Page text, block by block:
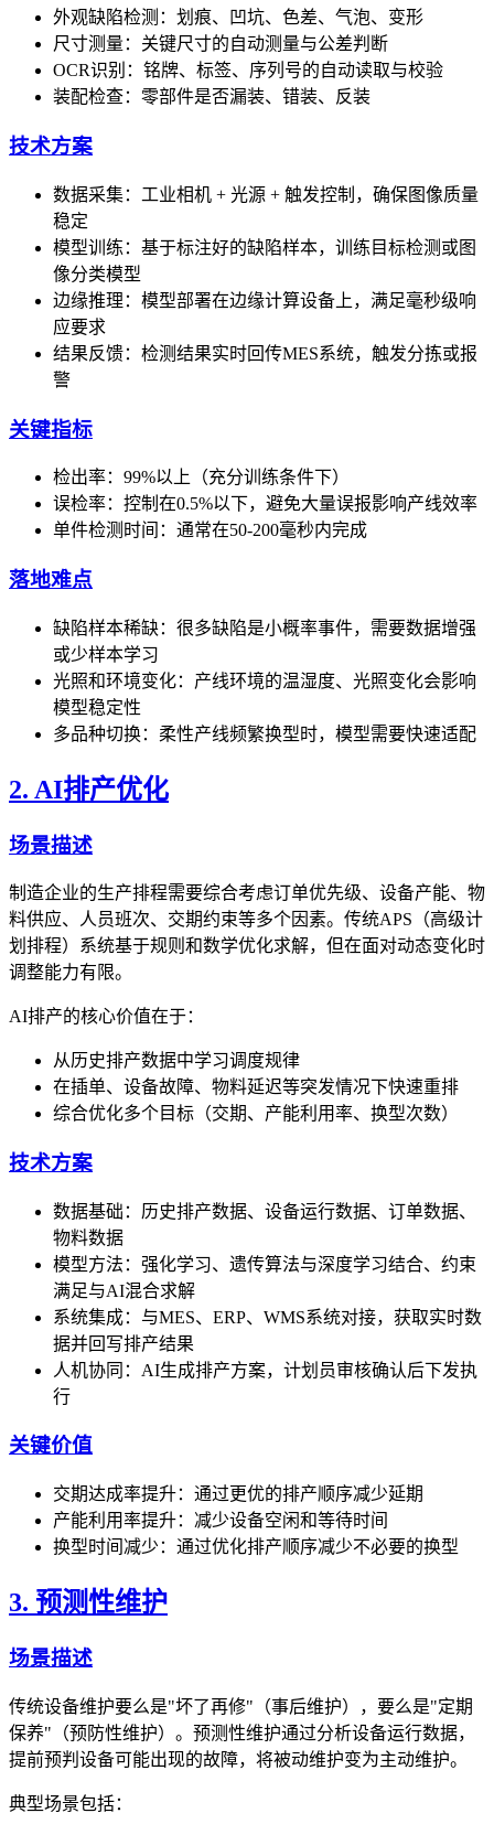
外观缺陷检测：划痕、凹坑、色差、气泡、变形
尺寸测量：关键尺寸的自动测量与公差判断
OCR识别：铭牌、标签、序列号的自动读取与校验
装配检查：零部件是否漏装、错装、反装
技术方案
数据采集：工业相机 + 光源 + 触发控制，确保图像质量
稳定
模型训练：基于标注好的缺陷样本，训练目标检测或图
像分类模型
边缘推理：模型部署在边缘计算设备上，满足毫秒级响
应要求
结果反馈：检测结果实时回传MES系统，触发分拣或报
警
关键指标
检出率：99%以上（充分训练条件下）
误检率：控制在0.5%以下，避免大量误报影响产线效率
单件检测时间：通常在50-200毫秒内完成
落地难点
缺陷样本稀缺：很多缺陷是小概率事件，需要数据增强
或少样本学习
光照和环境变化：产线环境的温湿度、光照变化会影响
模型稳定性
多品种切换：柔性产线频繁换型时，模型需要快速适配
2. AI排产优化
场景描述
制造企业的生产排程需要综合考虑订单优先级、设备产能、物
料供应、人员班次、交期约束等多个因素。传统APS（高级计
划排程）系统基于规则和数学优化求解，但在面对动态变化时
调整能力有限。
AI排产的核心价值在于：
从历史排产数据中学习调度规律
在插单、设备故障、物料延迟等突发情况下快速重排
综合优化多个目标（交期、产能利用率、换型次数）
技术方案
数据基础：历史排产数据、设备运行数据、订单数据、
物料数据
模型方法：强化学习、遗传算法与深度学习结合、约束
满足与AI混合求解
系统集成：与MES、ERP、WMS系统对接，获取实时数
据并回写排产结果
人机协同：AI生成排产方案，计划员审核确认后下发执
行
关键价值
交期达成率提升：通过更优的排产顺序减少延期
产能利用率提升：减少设备空闲和等待时间
换型时间减少：通过优化排产顺序减少不必要的换型
3. 预测性维护
场景描述
传统设备维护要么是"坏了再修"（事后维护），要么是"定期
保养"（预防性维护）。预测性维护通过分析设备运行数据，
提前预判设备可能出现的故障，将被动维护变为主动维护。
典型场景包括：